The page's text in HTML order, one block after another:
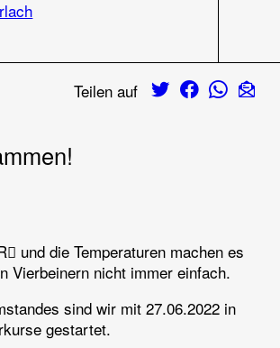
Teilen auf
TwitterFacebookE-
und die Temperaturen machen es
Vierbeinern nicht immer einfach.
sind wir mit 27.06.2022 in
gestartet.